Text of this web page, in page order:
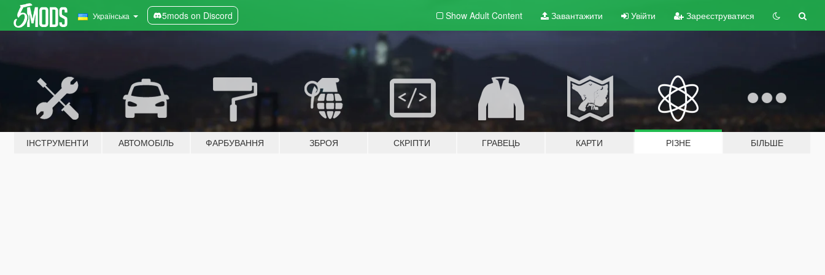
Українська 5mods on Discord Show Adult Content Завантажити Увійти Зареєструватися
ІНСТРУМЕНТИ АВТОМОБІЛЬ ФАРБУВАННЯ ЗБРОЯ СКРІПТИ ГРАВЕЦЬ КАРТИ РІЗНЕ БІЛЬШЕ